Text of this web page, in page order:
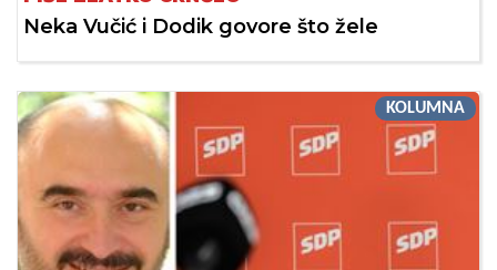
Neka Vučić i Dodik govore što žele
KOLUMNA